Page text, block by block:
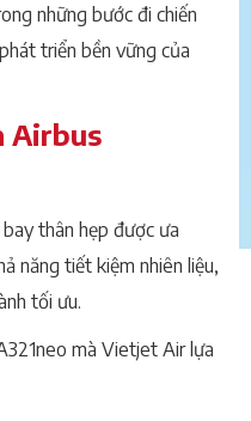
những bước đi chiến
triển bền vững của
Airbus
thân hẹp được ưa
năng tiết kiệm nhiên liệu,
tối ưu.
mà Vietjet Air lựa